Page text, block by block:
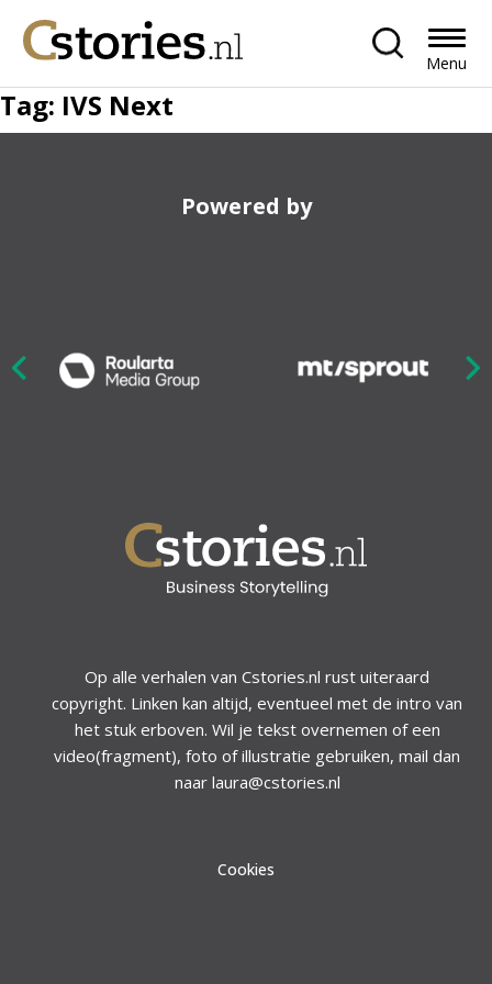
Menu
Tag: IVS Next
Powered by
Op alle verhalen van Cstories.nl rust uiteraard
copyright. Linken kan altijd, eventueel met de intro van
het stuk erboven. Wil je tekst overnemen of een
video(fragment), foto of illustratie gebruiken, mail dan
naar laura@cstories.nl
Cookies